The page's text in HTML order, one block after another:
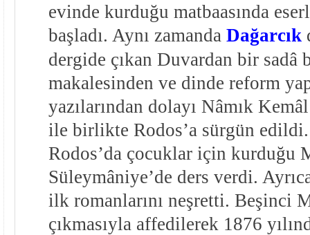
evinde kurduğu matbaasında
başladı. Aynı zamanda Dağarcık
dergide çıkan Duvardan bir sadâ
makalesinden ve dinde reform
yazılarından dolayı Nâmık
ile birlikte Rodos’a sürgün edildi.
Rodos’da çocuklar için kurduğu
Süleymâniye’de ders verdi.
ilk romanlarını neşretti. Beşinci
çıkmasıyla affedilerek 1876